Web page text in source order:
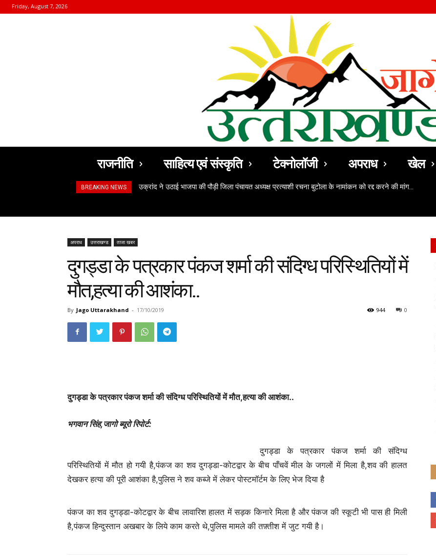
Friday, August 7, 2026
राजनीति साहित्य एवं संस्कृति टेक्नोलॉजी अपराध खेल
BREAKING NEWS उक्रांद ने उठाई भाजपा की पौड़ी जिला पंचायत अध्यक्ष प्रत्याशी रचना बुटोला के नामांकन को रद्द करने की मांग…
अपराध उत्तराखण्ड ताजा खबर
दुगड्डा के पत्रकार पंकज शर्मा की संदिग्ध परिस्थितियों में
मौत,हत्या की आशंका..
By Jago Uttarakhand - 17/10/2019 0
944
दुगड्डा के पत्रकार पंकज शर्मा की संदिग्ध परिस्थितियों में मौत,हत्या की आशंका..
भगवान सिंह,जागो ब्यूरो रिपोर्ट:
दुगड्डा के पत्रकार पंकज शर्मा की संदिग्ध
परिस्थितियों में मौत हो गयी है,पंकज का शव दुगड्डा-कोटद्वार के बीच पाँचवें मील के जगलों में मिला है,शव की हालत
देखकर हत्या की पूरी आशंका है,पुलिस ने शव कब्जे में लेकर पोस्टमॉर्टम के लिए भेज दिया है
पंकज का शव दुगड्डा-कोटद्वार के बीच लावारिश हालत में सड़क किनारे मिला है और पंकज की स्कूटी भी पास ही मिली
है,पंकज हिन्दुस्तान अखबार के लिये काम करते थे,पुलिस मामले की तफ़्तीश में जुट गयी है।